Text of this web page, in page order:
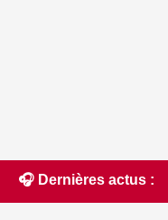
🎧 Dernières actus :
en